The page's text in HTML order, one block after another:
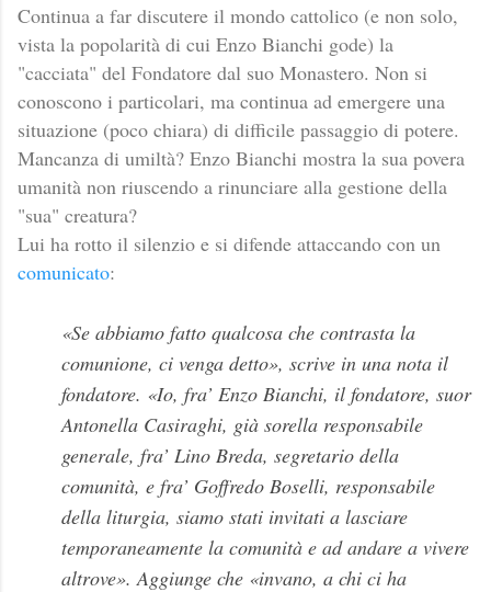
Continua a far discutere il mondo cattolico (e non solo,
vista la popolarità di cui Enzo Bianchi gode) la
"cacciata" del Fondatore dal suo Monastero. Non si
conoscono i particolari, ma continua ad emergere una
situazione (poco chiara) di difficile passaggio di potere.
Mancanza di umiltà? Enzo Bianchi mostra la sua povera
umanità non riuscendo a rinunciare alla gestione della
"sua" creatura?
Lui ha rotto il silenzio e si difende attaccando con un
comunicato:
«Se abbiamo fatto qualcosa che contrasta la
comunione, ci venga detto», scrive in una nota il
fondatore. «Io, fra’ Enzo Bianchi, il fondatore, suor
Antonella Casiraghi, già sorella responsabile
generale, fra’ Lino Breda, segretario della
comunità, e fra’ Goffredo Boselli, responsabile
della liturgia, siamo stati invitati a lasciare
temporaneamente la comunità e ad andare a vivere
altrove». Aggiunge che «invano, a chi ci ha